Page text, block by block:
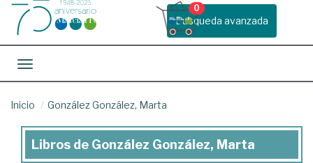
Busqueda avanzada
0
Toggle navigation
Inicio González González, Marta
Libros
Libros de González González, Marta